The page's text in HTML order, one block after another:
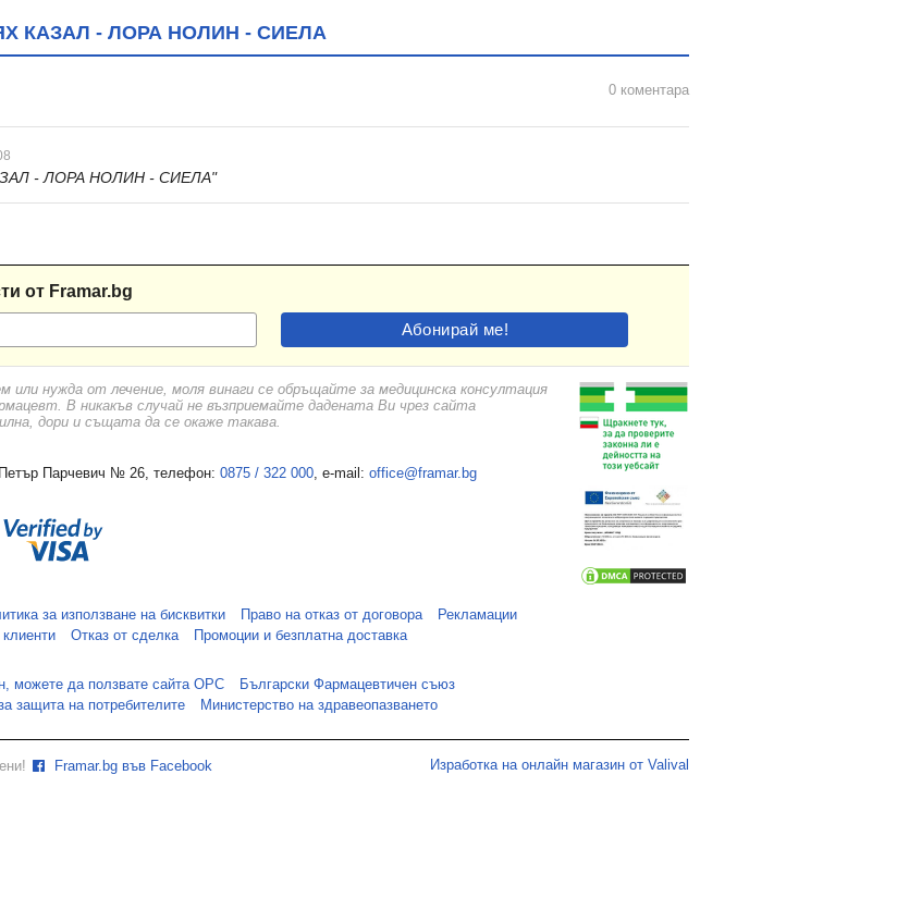
КАЗАЛ - ЛОРА НОЛИН - СИЕЛА
0 коментара
- ЛОРА НОЛИН - СИЕЛА"
от Framar.bg
или нужда от лечение, моля винаги се обръщайте за медицинска консултация
В никакъв случай не възприемайте дадената Ви чрез сайта
дори и същата да се окаже такава.
Парчевич № 26, телефон: 0875 / 322 000 , e-mail: office@framar.bg
за използване на бисквитки Право на отказ от договора
Рекламации
Отказ от сделка
Промоции и безплатна доставка
можете да ползвате сайта ОРС
Български Фармацевтичен съюз
защита на потребителите Министерство на здравеопазването
Framar.bg във Facebook Изработка на онлайн магазин от Valival